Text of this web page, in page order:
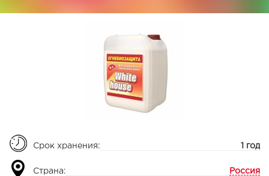
Срок хранения: 1 год
Страна: Россия